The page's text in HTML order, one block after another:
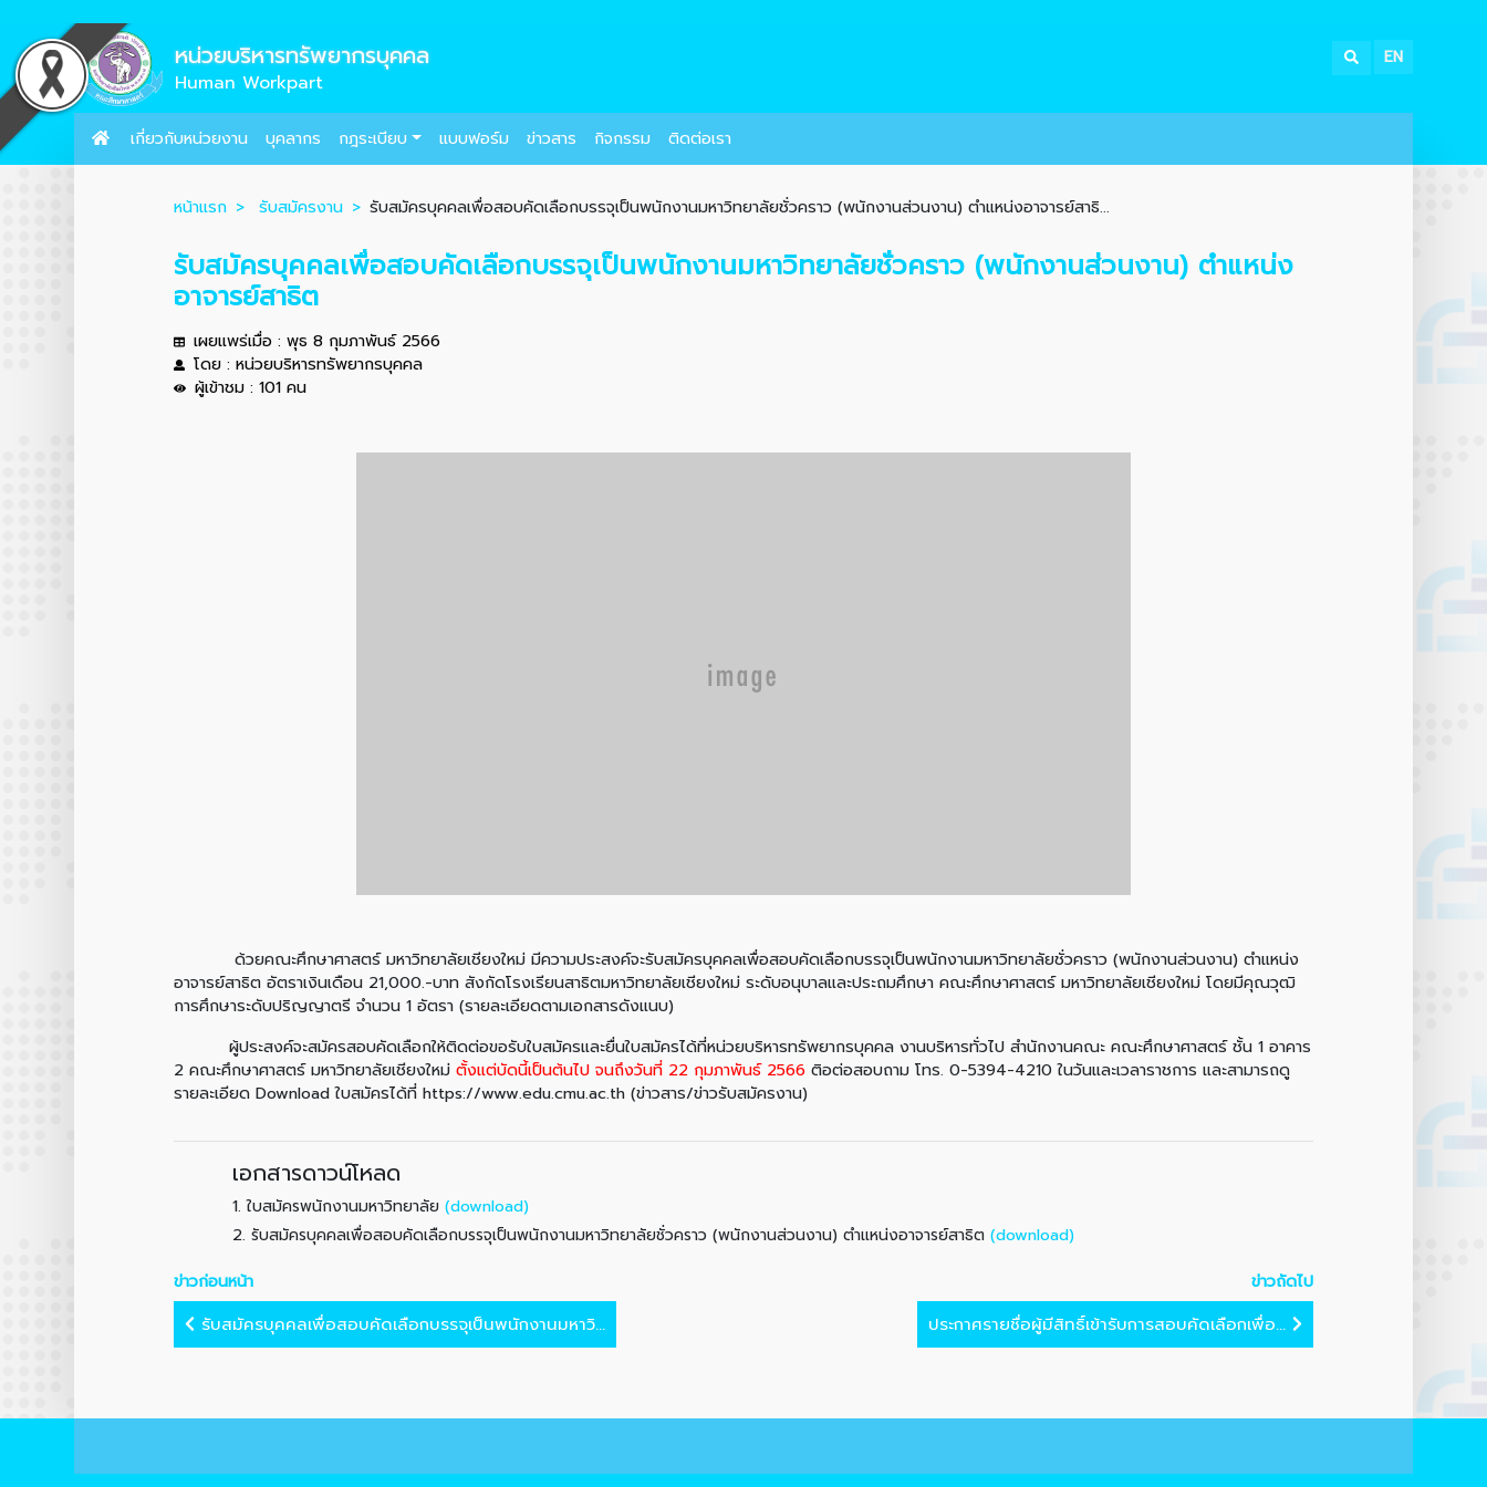
หน่วยบริหารทรัพยากรบุคคล
Human Workpart
EN
เกี่ยวกับหน่วยงาน บุคลากร กฎระเบียบ แบบฟอร์ม ข่าวสาร กิจกรรม ติดต่อเรา
หน้าแรก รับสมัครงาน รับสมัครบุคคลเพื่อสอบคัดเลือกบรรจุเป็นพนักงานมหาวิทยาลัยชั่วคราว (พนักงานส่วนงาน) ตำแหน่งอาจารย์สาธิ...
รับสมัครบุคคลเพื่อสอบคัดเลือกบรรจุเป็นพนักงานมหาวิทยาลัยชั่วคราว (พนักงานส่วนงาน) ตำแหน่ง
อาจารย์สาธิต
เผยแพร่เมื่อ : พุธ 8 กุมภาพันธ์ 2566
โดย : หน่วยบริหารทรัพยากรบุคคล
ผู้เข้าชม : 101 คน
ด้วยคณะศึกษาศาสตร์ มหาวิทยาลัยเชียงใหม่ มีความประสงค์จะรับสมัครบุคคลเพื่อสอบคัดเลือกบรรจุเป็นพนักงานมหาวิทยาลัยชั่วคราว (พนักงานส่วนงาน) ตำแหน่ง
อาจารย์สาธิต อัตราเงินเดือน 21,000.-บาท สังกัดโรงเรียนสาธิตมหาวิทยาลัยเชียงใหม่ ระดับอนุบาลและประถมศึกษา คณะศึกษาศาสตร์ มหาวิทยาลัยเชียงใหม่ โดยมีคุณวุฒิ
การศึกษาระดับปริญญาตรี จำนวน 1 อัตรา (รายละเอียดตามเอกสารดังแนบ)
ผู้ประสงค์จะสมัครสอบคัดเลือกให้ติดต่อขอรับใบสมัครและยื่นใบสมัครได้ที่หน่วยบริหารทรัพยากรบุคคล งานบริหารทั่วไป สำนักงานคณะ คณะศึกษาศาสตร์ ชั้น 1 อาคาร
2 คณะศึกษาศาสตร์ มหาวิทยาลัยเชียงใหม่ตั้งแต่บัดนี้เป็นต้นไป จนถึงวันที่ 22 กุมภาพันธ์ 2566 ติอต่อสอบถาม โทร. 0-5394-4210 ในวันและเวลาราชการ และสามารถดู
รายละเอียด Download ใบสมัครได้ที่ https://www.edu.cmu.ac.th (ข่าวสาร/ข่าวรับสมัครงาน)
เอกสารดาวน์โหลด
1.ใบสมัครพนักงานมหาวิทยาลัย (download)
2.รับสมัครบุคคลเพื่อสอบคัดเลือกบรรจุเป็นพนักงานมหาวิทยาลัยชั่วคราว (พนักงานส่วนงาน) ตำแหน่งอาจารย์สาธิต(download)
ข่าวก่อนหน้า
ข่าวถัดไป
รับสมัครบุคคลเพื่อสอบคัดเลือกบรรจุเป็นพนักงานมหาวิ...
ประกาศรายชื่อผู้มีสิทธิ์เข้ารับการสอบคัดเลือกเพื่อ...